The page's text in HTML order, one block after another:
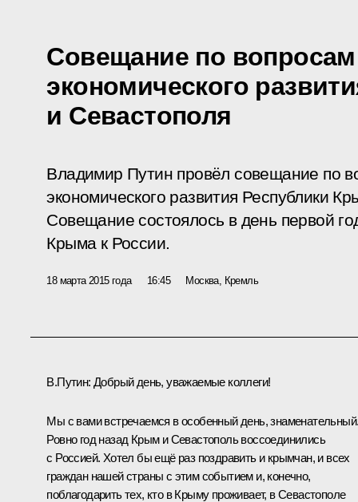
Совещание по
экономического
и Севастополя
Владимир Путин провёл совещание по
экономического развития Республики
Совещание состоялось в день первой
Крыма к России.
18 марта 2015 года 16:45 Москва, Кремль
В.Путин: Добрый день, уважаемые коллеги!
Мы с вами встречаемся в особенный день,
Ровно год назад Крым и Севастополь воссоединились
с Россией. Хотел бы ещё раз поздравить и крымчан, и всех
граждан нашей страны с этим событием и, конечно,
поблагодарить тех, кто в Крыму проживает, в Севастополе